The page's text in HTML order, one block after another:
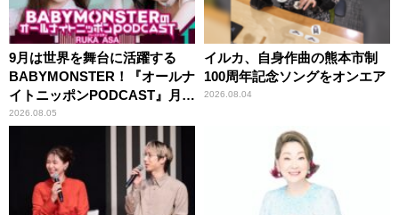
9月は世界を舞台に活躍する
BABYMONSTER！『オールナ
イトニッポンPODCAST』月替
わりパーソナリティ
2026.08.05
イルカ、自身作曲の熊本市制
100周年記念ソングをオンエア
2026.08.04